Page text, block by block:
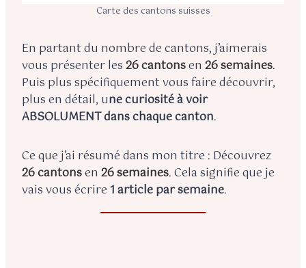
Carte des cantons suisses
En partant du nombre de cantons, j’aimerais
vous présenter les26 cantonsen 26 semaines.
Puis plus spécifiquement vous faire découvrir,
plus en détail, une curiosité à voir
ABSOLUMENT dans chaque canton.
Ce que j’ai résumé dans mon titre : Découvrez
26 cantonsen 26 semaines.Cela signifie que je
vais vous écrire1 article par semaine.